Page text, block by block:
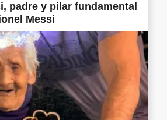
padre y pilar fundamental
Messi